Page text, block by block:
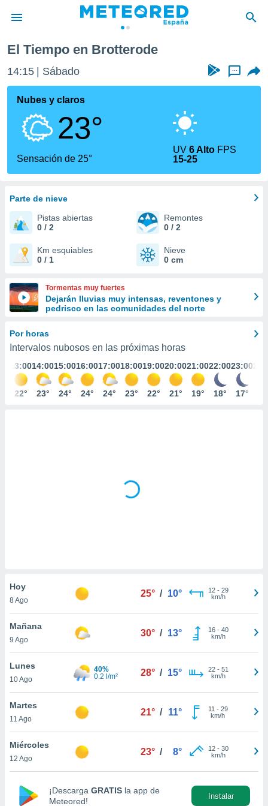
de
por
que se
calidad.
a este
las
y
forma
basada
permite
coste.
botón
a la
nuestra
y
de
cookies
aceptar
ACEPTAR
CONTINUAR
CONFIGURACIÓN
El Tiempo en Brotterode
14:15 Sábado ...
Nubes y claros
23°
Sensación de 25°
UV6 Alto FPS
15-25
Parte de nieve
Pistas abiertas
0 / 2
Remontes
0 / 2
Km esquiables
0 / 1
Nieve
0 cm
Tormentas muy fuertes
Dejarán lluvias muy intensas, reventones y
pedrisco en las comunidades del norte
Por horas
Intervalos nubosos en las próximas horas
13:00
22°
14:00
23°
15:00
24°
16:00
24°
17:00
24°
18:00
23°
19:00
22°
20:00
21°
21:00
19°
22:00
18°
23:00
17°
Hoy
8 Ago
25° / 10° 12- 29
km/h
Mañana
9 Ago
30° / 13° 16- 40
km/h
Lunes
10 Ago
40%
0.2 l/m²
28° / 15° 22- 51
km/h
Martes
11 Ago
21° / 11° 11 - 29
km/h
Miércoles
12 Ago
23° / 8° 12- 30
km/h
¡Descarga GRATIS la app de
Meteored!
Instalar